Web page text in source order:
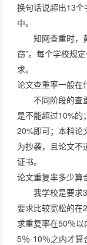
换句话说超出13
中。
知网查重时，
窃”。每个学校规
求。
论文查重率一般在
不同阶段的查
是不能超过10%的
20%即可；本科论
为抄袭，且论文不
证书。
论文重复率多少算
我学校是要求
要求比较宽松的在
求重复率在50％
5％-10％之内才算